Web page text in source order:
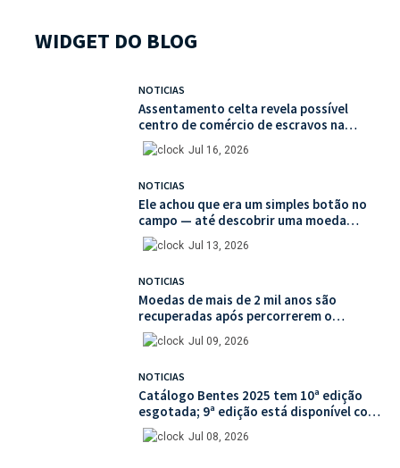
WIDGET DO BLOG
NOTICIAS
Assentamento celta revela possível
centro de comércio de escravos na
França
Jul 16, 2026
NOTICIAS
Ele achou que era um simples botão no
campo — até descobrir uma moeda
medieval de valor histórico incalculável
Jul 13, 2026
NOTICIAS
Moedas de mais de 2 mil anos são
recuperadas após percorrerem o
mercado ilegal de antiguidades
Jul 09, 2026
NOTICIAS
Catálogo Bentes 2025 tem 10ª edição
esgotada; 9ª edição está disponível com
mais de 30% de desconto na unidade
Jul 08, 2026